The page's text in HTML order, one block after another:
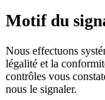
Motif du
Nous effectuons
légalité et la
contrôles vous
nous le signaler.